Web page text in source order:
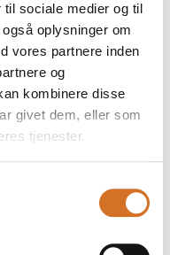
sociale medier og til
oplysninger om
vores partnere inden
og
kombinere disse
givet dem, eller som
tjenester.
messen
stand på messen